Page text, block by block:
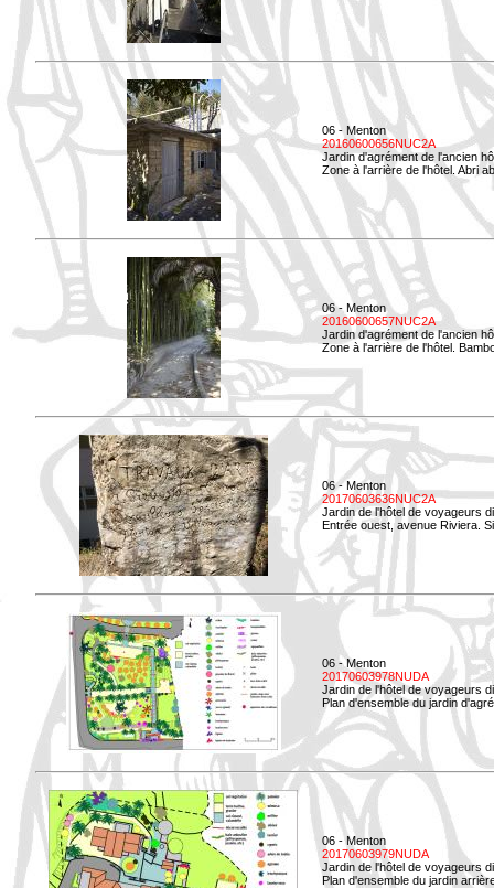
06 - Menton
20160600656NUC2A
Jardin d'agrément de l'ancien
Zone à l'arrière de l'hôtel. Abri
06 - Menton
20160600657NUC2A
Jardin d'agrément de l'ancien
Zone à l'arrière de l'hôtel.
06 - Menton
20170603636NUC2A
Jardin de l'hôtel de voyageurs
Entrée ouest, avenue Riviera.
06 - Menton
20170603978NUDA
Jardin de l'hôtel de voyageurs
Plan d'ensemble du jardin
06 - Menton
20170603979NUDA
Jardin de l'hôtel de voyageurs
Plan d'ensemble du jardin